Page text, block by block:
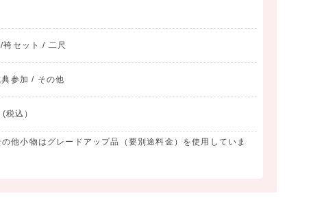
セット / 二尺
参加 / その他
込）
他小物はグレードアップ品（要別途料金）を使用していま